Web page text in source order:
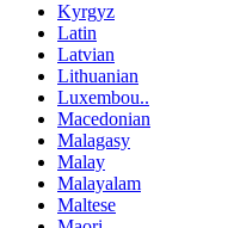
Kyrgyz
Latin
Latvian
Lithuanian
Luxembou..
Macedonian
Malagasy
Malay
Malayalam
Maltese